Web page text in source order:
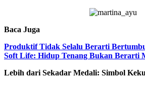
Baca Juga
Produktif Tidak Selalu Berarti
Soft Life: Hidup Tenang Bukan Berarti
Lebih dari Sekadar Medali: Simbol